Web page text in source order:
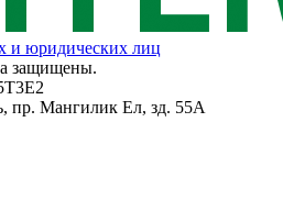
и юридических лиц
защищены.
пр. Мангилик Ел, зд. 55А